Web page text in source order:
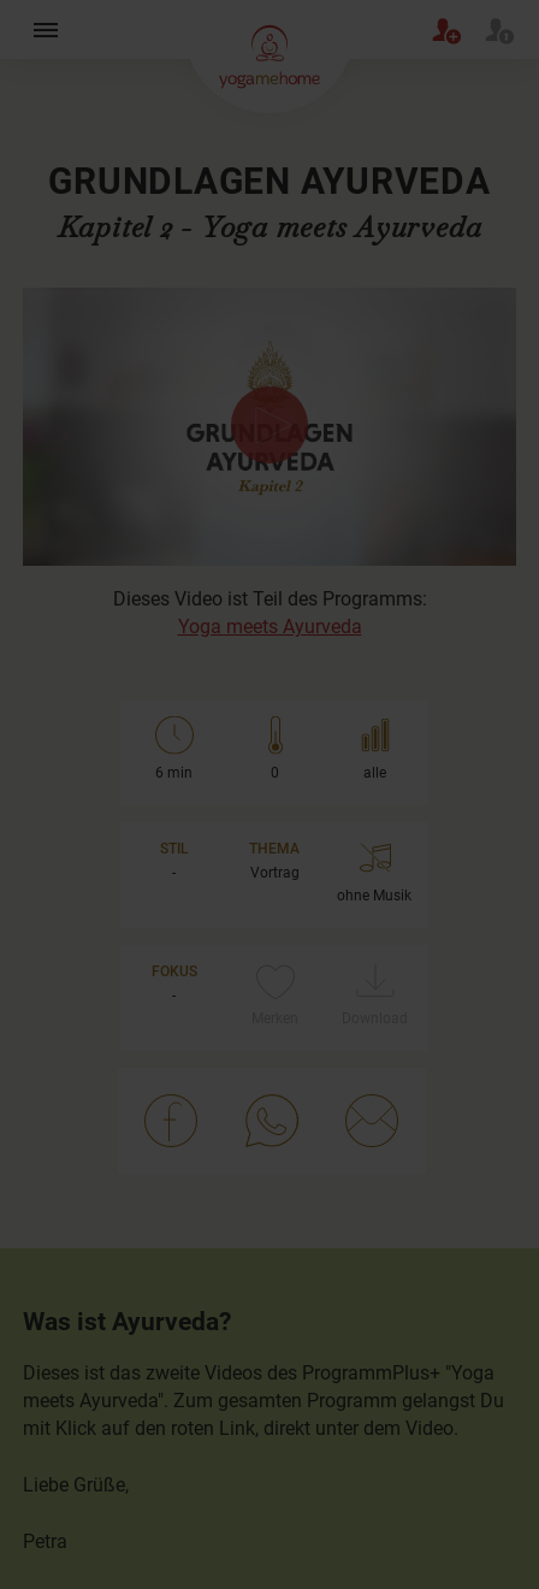
GRUNDLAGEN AYURVEDA
Kapitel 2 - Yoga meets Ayurveda
Dieses Video ist Teil des Programms:
Yoga meets Ayurveda
6 min 0 alle
STIL
-
THEMA
Vortrag
ohne Musik
FOKUS
-
Was ist Ayurveda?
Dieses ist das zweite Videos des ProgrammPlus+ "Yoga
meets Ayurveda". Zum gesamten Programm gelangst Du
mit Klick auf den roten Link, direkt unter dem Video.
Liebe Grüße,
Petra